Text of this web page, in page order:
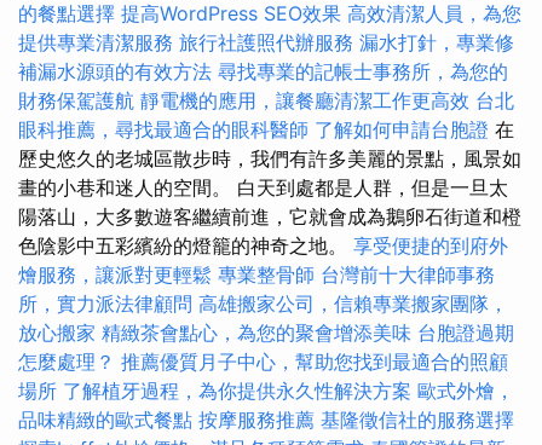
的餐點選擇 提高WordPress SEO效果 高效清潔人員，為您
提供專業清潔服務 旅行社護照代辦服務 漏水打針，專業修
補漏水源頭的有效方法 尋找專業的記帳士事務所，為您的
財務保駕護航 靜電機的應用，讓餐廳清潔工作更高效 台北
眼科推薦，尋找最適合的眼科醫師 了解如何申請台胞證 在
歷史悠久的老城區散步時，我們有許多美麗的景點，風景如
畫的小巷和迷人的空間。 白天到處都是人群，但是一旦太
陽落山，大多數遊客繼續前進，它就會成為鵝卵石街道和橙
色陰影中五彩繽紛的燈籠的神奇之地。 享受便捷的到府外
燴服務，讓派對更輕鬆 專業整骨師 台灣前十大律師事務
所，實力派法律顧問 高雄搬家公司，信賴專業搬家團隊，
放心搬家 精緻茶會點心，為您的聚會增添美味 台胞證過期
怎麼處理？ 推薦優質月子中心，幫助您找到最適合的照顧
場所 了解植牙過程，為你提供永久性解決方案 歐式外燴，
品味精緻的歐式餐點 按摩服務推薦 基隆徵信社的服務選擇